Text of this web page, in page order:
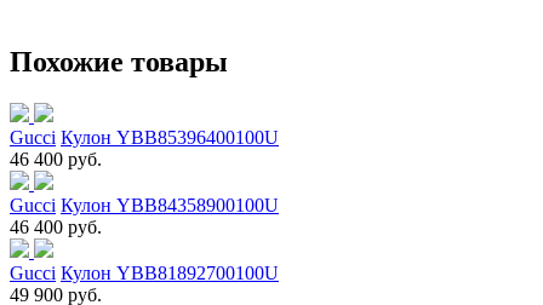
Похожие товары
Gucci Кулон YBB85396400100U
46 400 руб.
Gucci Кулон YBB84358900100U
46 400 руб.
Gucci Кулон YBB81892700100U
49 900 руб.